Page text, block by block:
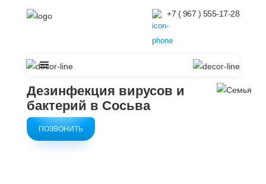
+7 ( 967 ) 555-17-28
Дезинфекция вирусов и
бактерий в Сосьва
ПОЗВОНИТЬ